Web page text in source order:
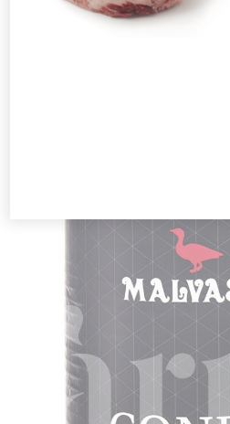
asadas, setas o salsas elaboradas